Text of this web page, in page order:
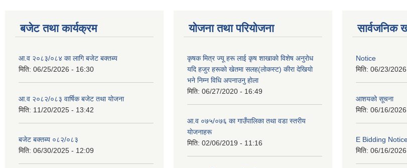
बजेट तथा कार्यक्रम
आ.व २०८३/०८४ का लागि बजेट बक्तब्य
मिति: 06/25/2026 - 16:30
आ.व २०८२/०८३ वार्षिक बजेट तथा योजना
मिति: 11/20/2025 - 13:42
बजेट बक्तब्य ०८२/०८३
मिति: 06/30/2025 - 12:09
योजना तथा परियोजना
कृषक मित्र ज्यू हरू लाई कृष शाखाकाे विशेष अनुराेध
यदि हजुर हरूकाे खेतमा सलह(लाेकस्ट) कीरा देखियाे
भने निम्न विधि अपनाउनु हाेला
मिति: 06/27/2020 - 16:49
आ‍.व ०७५/०७६ का गाउँपालिका तथा वडा स्तरीय
याेजनाहरू
मिति: 02/06/2019 - 11:16
सार्वजनिक
Notice
मिति: 06/23/
आशयको सूचना
मिति: 06/16/
E Bidding
मिति: 06/16/